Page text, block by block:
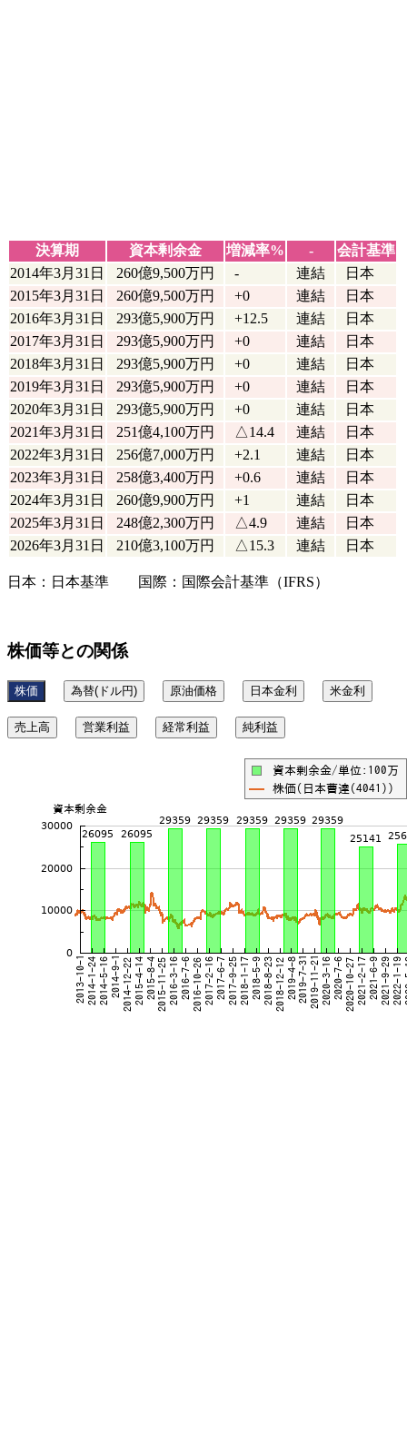
決算期 資本剰余金 増減率% -
会計基準
2014年3月31日
260億9,500万円 - 連結
日本
2015年3月31日
260億9,500万円 +0 連結
日本
2016年3月31日
293億5,900万円 +12.5 連結
日本
2017年3月31日
293億5,900万円 +0 連結
日本
2018年3月31日
293億5,900万円 +0 連結
日本
2019年3月31日
293億5,900万円 +0 連結
日本
2020年3月31日
293億5,900万円 +0 連結
日本
2021年3月31日
251億4,100万円 △14.4 連結
日本
2022年3月31日
256億7,000万円 +2.1 連結
日本
2023年3月31日
258億3,400万円 +0.6 連結
日本
2024年3月31日
260億9,900万円 +1 連結
日本
2025年3月31日
248億2,300万円 △4.9 連結
日本
2026年3月31日
210億3,100万円 △15.3 連結 日本
日本：日本基準 国際：国際会計基準（IFRS）
株価等との関係
株価 為替(ドル円) 原油価格 日本金利 米金利
売上高 営業利益 経常利益 純利益